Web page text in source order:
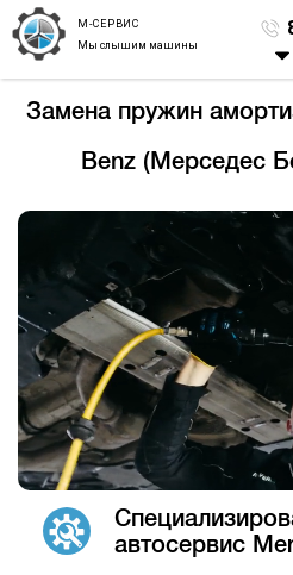
М-СЕРВИС
Мы слышим машины
Замена пружин
Benz (Мерседес
автосервис